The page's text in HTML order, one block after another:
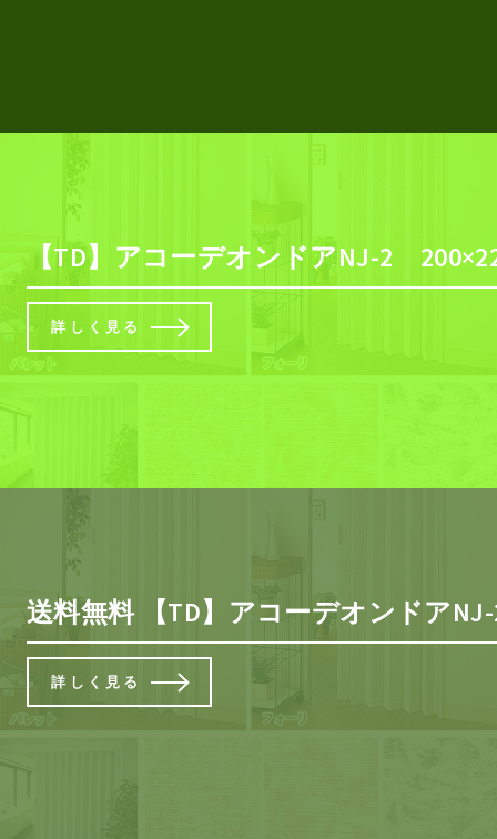
【TD】アコーデオンドアNJ-2
詳しく見る
送料無料 【TD】アコーデオンドア
詳しく見る